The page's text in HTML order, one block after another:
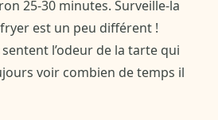
25-30 minutes. Surveille-la
est un peu différent !
l’odeur de la tarte qui
voir combien de temps il